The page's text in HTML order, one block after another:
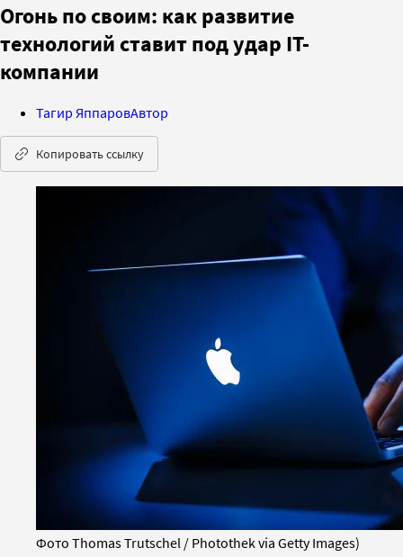
Огонь по своим: как развитие
технологий ставит под удар IT-
компании
Тагир ЯппаровАвтор
Копировать ссылку
Фото Thomas Trutschel / Photothek via Getty Images)